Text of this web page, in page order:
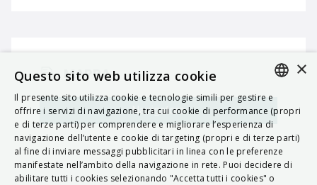
MAPPA
Navigatore ITALIAN
ENGLISH
FRENCH
HUNGARIAN
×
Questo sito web utilizza cookie
Il presente sito utilizza cookie e tecnologie simili per gestire e
offrire i servizi di navigazione, tra cui cookie di performance (propri
e di terze parti) per comprendere e migliorare l’esperienza di
navigazione dell’utente e cookie di targeting (propri e di terze parti)
al fine di inviare messaggi pubblicitari in linea con le preferenze
manifestate nell’ambito della navigazione in rete. Puoi decidere di
abilitare tutti i cookies selezionando "Accetta tutti i cookies" o